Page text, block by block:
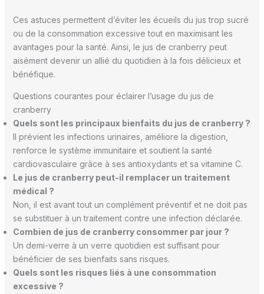
Ces astuces permettent d’éviter les écueils du jus trop sucré
ou de la consommation excessive tout en maximisant les
avantages pour la santé. Ainsi, le jus de cranberry peut
aisément devenir un allié du quotidien à la fois délicieux et
bénéfique.
Questions courantes pour éclairer l’usage du jus de
cranberry
Quels sont les principaux bienfaits du jus de cranberry ?
Il prévient les infections urinaires, améliore la digestion,
renforce le système immunitaire et soutient la santé
cardiovasculaire grâce à ses antioxydants et sa vitamine C.
Le jus de cranberry peut-il remplacer un traitement
médical ?
Non, il est avant tout un complément préventif et ne doit pas
se substituer à un traitement contre une infection déclarée.
Combien de jus de cranberry consommer par jour ?
Un demi-verre à un verre quotidien est suffisant pour
bénéficier de ses bienfaits sans risques.
Quels sont les risques liés à une consommation
excessive ?